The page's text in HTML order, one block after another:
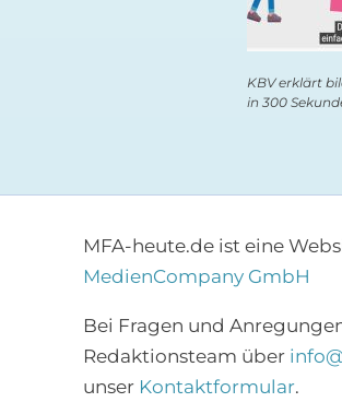
KBV erklärt
in 300
MFA-heute.de ist eine
MedienCompany GmbH
Bei Fragen und
Redaktionsteam über
unser Kontaktformular.